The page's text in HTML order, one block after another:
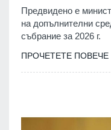
Предвидено е
на допълнителни
събрание за 2026 г.
ПРОЧЕТЕТЕ ПОВЕЧЕ